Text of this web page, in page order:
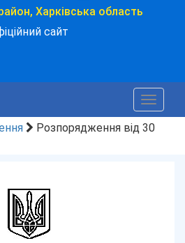
Харківська область
сайт
Toggle
Розпорядження від 30